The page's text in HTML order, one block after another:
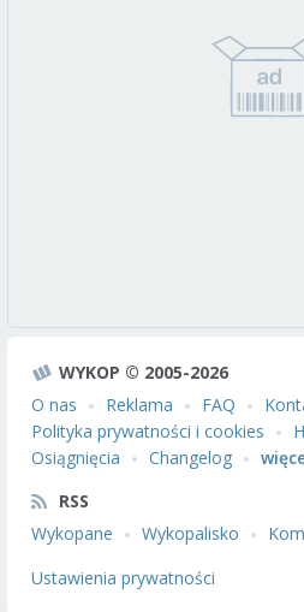
WYKOP © 2005-2026
O nas
Reklama FAQ
Polityka prywatności i cookies
Osiągnięcia
Changelog
RSS
Wykopane
Wykopalisko
Ustawienia prywatności